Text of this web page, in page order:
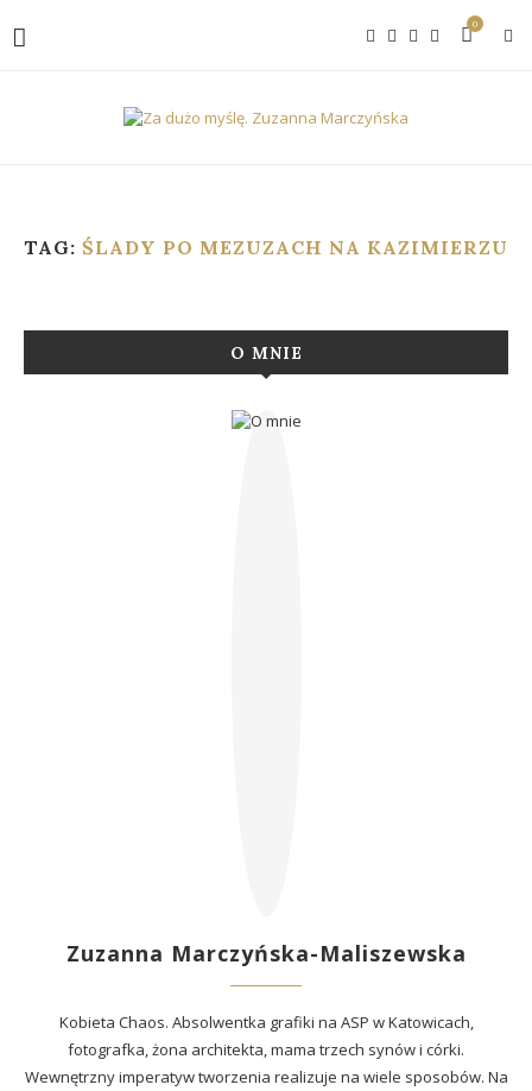
0
TAG: ŚLADY PO MEZUZACH NA KAZIMIERZU
O MNIE
Zuzanna Marczyńska-Maliszewska
Kobieta Chaos. Absolwentka grafiki na ASP w Katowicach,
fotografka, żona architekta, mama trzech synów i córki.
Wewnętrzny imperatyw tworzenia realizuje na wiele sposobów. Na